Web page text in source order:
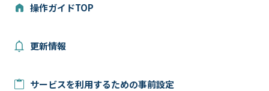
操作ガイドTOP
更新情報
サービスを利用するための事前設定